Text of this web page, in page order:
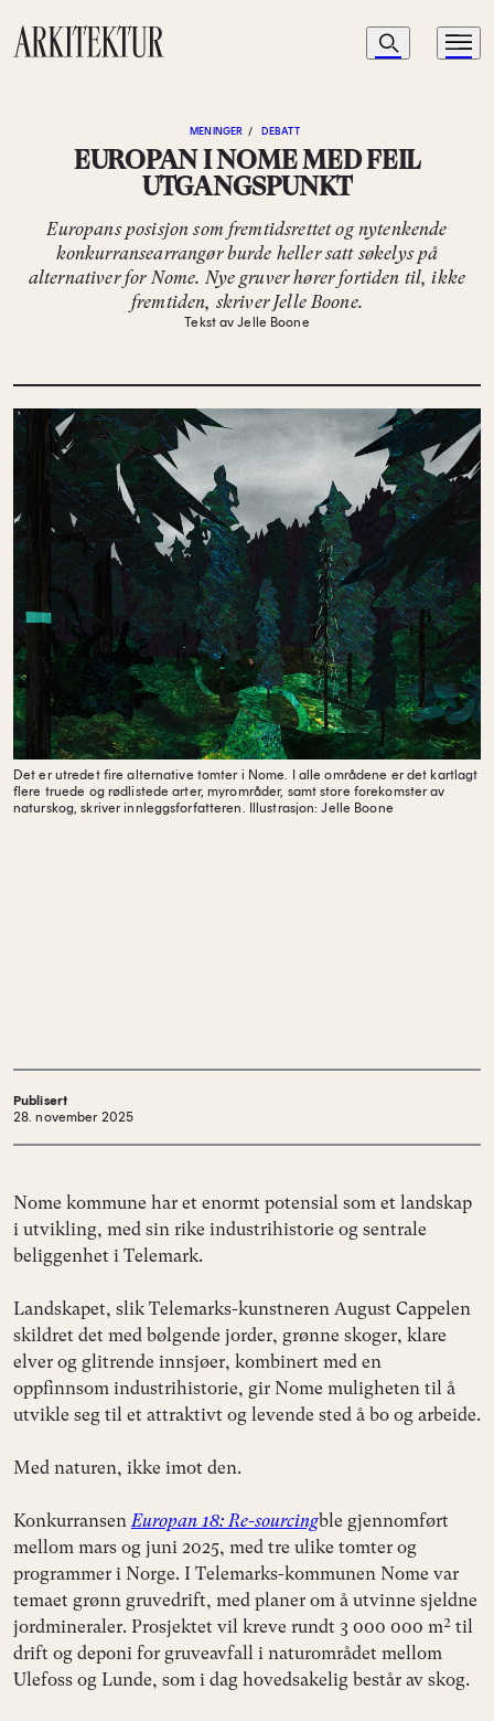
Navigasjon
Søk Meny
MENINGER / DEBATT
EUROPAN I NOME MED FEIL
UTGANGSPUNKT
Europans posisjon som fremtidsrettet og nytenkende
konkurransearrangør burde heller satt søkelys på
alternativer for Nome. Nye gruver hører fortiden til, ikke
fremtiden, skriver Jelle Boone.
Tekst av Jelle Boone
Det er utredet fire alternative tomter i Nome. I alle områdene er det kartlagt
flere truede og rødlistede arter, myrområder, samt store forekomster av
naturskog, skriver innleggsforfatteren. Illustrasjon: Jelle Boone
Publisert
28. november 2025
Nome kommune har et enormt potensial som et landskap
i utvikling, med sin rike industrihistorie og sentrale
beliggenhet i Telemark.
Landskapet, slik Telemarks-kunstneren August Cappelen
skildret det med bølgende jorder, grønne skoger, klare
elver og glitrende innsjøer, kombinert med en
oppfinnsom industrihistorie, gir Nome muligheten til å
utvikle seg til et attraktivt og levende sted å bo og arbeide.
Med naturen, ikke imot den.
Konkurransen Europan 18: Re-sourcingble gjennomført
mellom mars og juni 2025, med tre ulike tomter og
programmer i Norge. I Telemarks-kommunen Nome var
temaet grønn gruvedrift, med planer om å utvinne sjeldne
jordmineraler. Prosjektet vil kreve rundt 3 000 000 m² til
drift og deponi for gruveavfall i naturområdet mellom
Ulefoss og Lunde, som i dag hovedsakelig består av skog.